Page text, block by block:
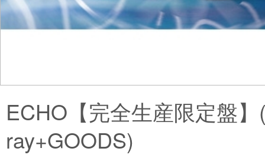
ECHO【完全生産限定盤
ray+GOODS)